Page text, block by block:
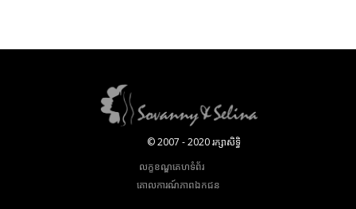
© 2007 - 2020 រក្សាសិទ្ធិ
លក្ខខណ្ឌគេហទំព័រ
គោលការណ៍​ភាព​ឯកជន